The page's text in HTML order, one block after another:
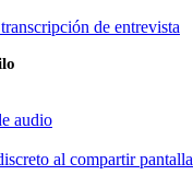
de entrevista
audio
al compartir pantalla